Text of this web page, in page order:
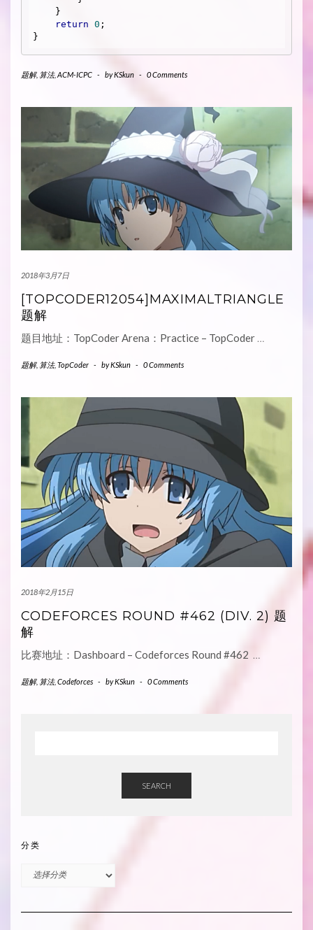
return 0 ;
题解, 算法, ACM-ICPC - byKSkun - 0 Comments
2018年3月7日
[TOPCODER12054]MAXIMALTRIANGLE
题解
题目地址：TopCoder Arena：Practice – TopCoder …
题解, 算法, TopCoder - byKSkun - 0 Comments
2018年2月15日
CODEFORCES ROUND #462 (DIV. 2) 题
解
比赛地址：Dashboard – Codeforces Round #462
题解, 算法, Codeforces - byKSkun - 0 Comments
SEARCH
分类